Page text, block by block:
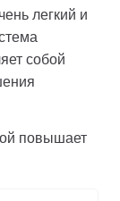
легкий и
собой
повышает